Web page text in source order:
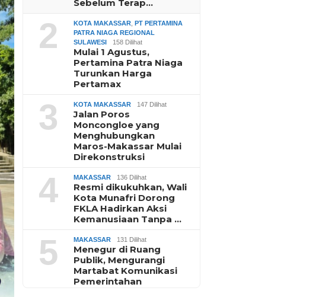
Sebelum Terap…
2 KOTA MAKASSAR ,PT PERTAMINA
PATRA NIAGA REGIONAL
SULAWESI
158 Dilihat
Mulai 1 Agustus,
Pertamina Patra Niaga
Turunkan Harga
Pertamax
3 KOTA MAKASSAR 147 Dilihat
Jalan Poros
Moncongloe yang
Menghubungkan
Maros-Makassar Mulai
Direkonstruksi
4 MAKASSAR 136 Dilihat
Resmi dikukuhkan, Wali
Kota Munafri Dorong
FKLA Hadirkan Aksi
Kemanusiaan Tanpa …
5 MAKASSAR 131 Dilihat
Menegur di Ruang
Publik, Mengurangi
Martabat Komunikasi
Pemerintahan